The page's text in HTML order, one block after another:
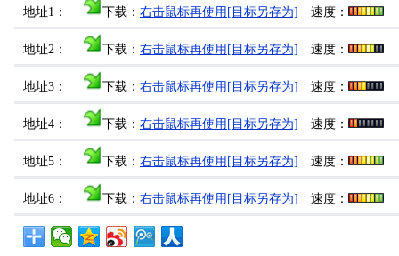
地址1： 下载： 右击鼠标再使用[目标另存为] 速度：
地址2： 下载： 右击鼠标再使用[目标另存为] 速度：
地址3： 下载： 右击鼠标再使用[目标另存为] 速度：
地址4： 下载： 右击鼠标再使用[目标另存为] 速度：
地址5： 下载： 右击鼠标再使用[目标另存为] 速度：
地址6： 下载： 右击鼠标再使用[目标另存为] 速度：